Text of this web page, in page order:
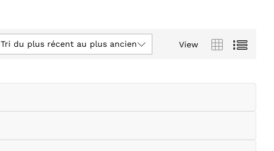
View
Tri du plus récent au plus ancien